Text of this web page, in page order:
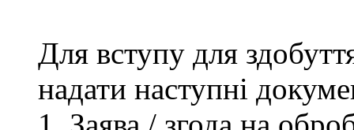
Для вступу для
надати наступні